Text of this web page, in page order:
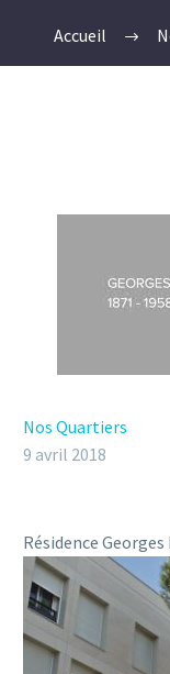
Accueil
Nos Quartiers
9 avril 2018
Résidence